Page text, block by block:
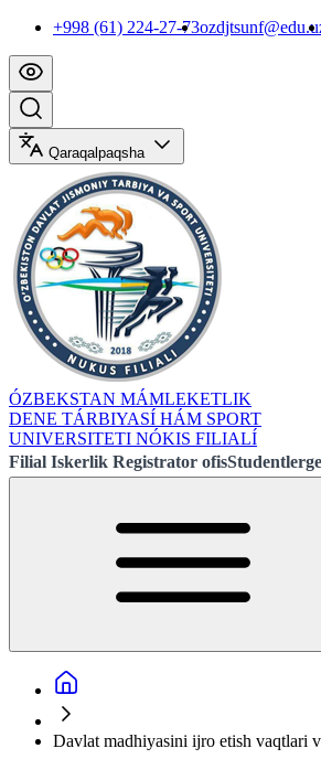
+998 (61) 224-27-73
Qaraqalpaqsha
ÓZBEKSTAN MÁMLEKETLIK
DENE TÁRBIYASÍ HÁM SPORT
UNIVERSITETI NÓKIS FILIALÍ
Filial Iskerlik Registrator ofisStudentlerge
Davlat madhiyasini ijro etish vaqtlari